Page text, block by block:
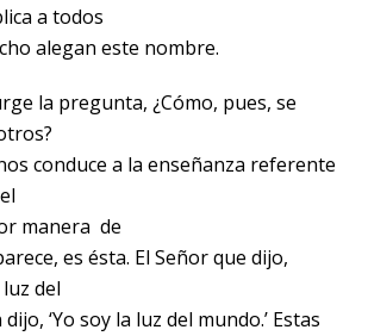
a todos
alegan este nombre.
la pregunta, ¿Cómo, pues, se
conduce a la enseñanza referente
manera de
es ésta. El Señor que dijo,
del
‘Yo soy la luz del mundo.’ Estas